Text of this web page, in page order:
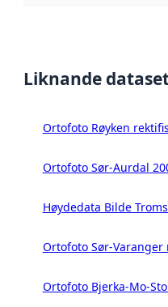
Liknande
Ortofoto Røyken
Ortofoto Sør-Aurdal
Høydedata Bilde
Ortofoto Sør-
Ortofoto Bjerka-Mo-